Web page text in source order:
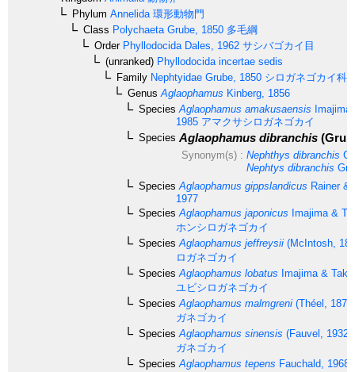
Phylum Annelida 環形動物門
Class Polychaeta Grube, 1850 多毛綱
OrderPhyllodocida Dales, 1962 サシバゴカイ目
(unranked) Phyllodocida incertae sedis
Family Nephtyidae Grube, 1850 シロガネゴカイ科
Genus Aglaophamus Kinberg, 1856
Species Aglaophamus amakusaensis Imajima
1985 アマクサシロガネゴカイ
Species Aglaophamus dibranchis
Synonym(s) : Nephthys dibranchis
Nephtys dibranchis
Species Aglaophamus gippslandicus Rainer &
1977
Species Aglaophamus japonicus Imajima &
ホンシロガネゴカイ
Species Aglaophamus jeffreysii (McIntosh,
ロガネゴカイ
Species Aglaophamus lobatus Imajima &
ユビシロガネゴカイ
Species Aglaophamus malmgreni (Théel, 1879)
ガネゴカイ
Species Aglaophamus sinensis (Fauvel, 1932)
ガネゴカイ
Species Aglaophamus tepens Fauchald, 1968